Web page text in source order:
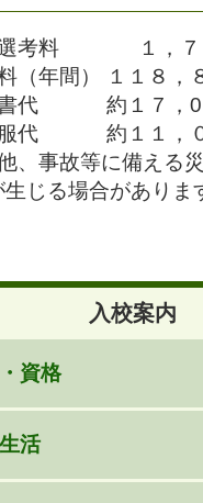
選考料 １，７
（年間） １１８，
書代 約１７，0
服代 約１１，０
、事故等に備える
じる場合がありま
入校案内
資格
活